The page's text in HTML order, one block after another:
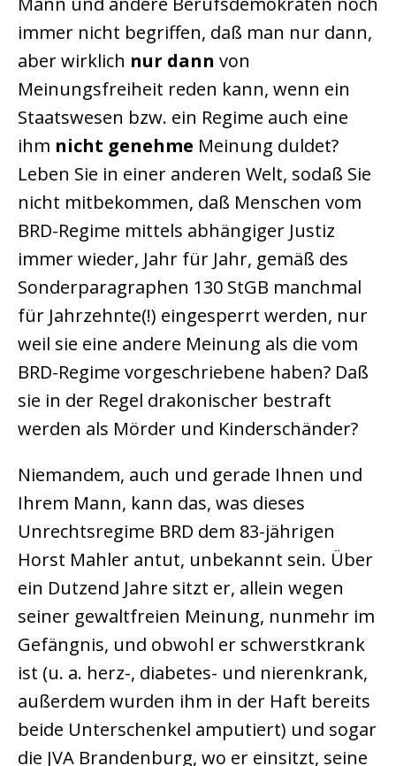
immer nicht begriffen, daß man nur dann,
aber wirklich nur dann von
Meinungsfreiheit reden kann, wenn ein
Staatswesen bzw. ein Regime auch eine
ihm nicht genehme Meinung duldet?
Leben Sie in einer anderen Welt, sodaß Sie
nicht mitbekommen, daß Menschen vom
BRD-Regime mittels abhängiger Justiz
immer wieder, Jahr für Jahr, gemäß des
Sonderparagraphen 130 StGB manchmal
für Jahrzehnte(!) eingesperrt werden, nur
weil sie eine andere Meinung als die vom
BRD-Regime vorgeschriebene haben? Daß
sie in der Regel drakonischer bestraft
werden als Mörder und Kinderschänder?
Niemandem, auch und gerade Ihnen und
Ihrem Mann, kann das, was dieses
Unrechtsregime BRD dem 83-jährigen
Horst Mahler antut, unbekannt sein. Über
ein Dutzend Jahre sitzt er, allein wegen
seiner gewaltfreien Meinung, nunmehr im
Gefängnis, und obwohl er schwerstkrank
ist (u. a. herz-, diabetes- und nierenkrank,
außerdem wurden ihm in der Haft bereits
beide Unterschenkel amputiert) und sogar
die JVA Brandenburg, wo er einsitzt, seine